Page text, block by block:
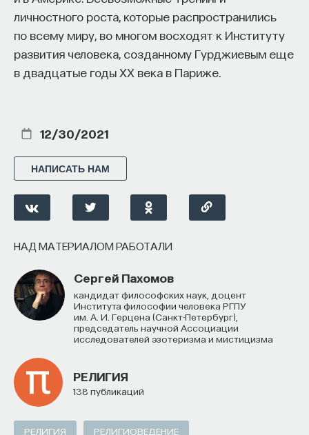
личностного роста, которые распространились
по всему миру, во многом восходят к Институту
развития человека, созданному Гурджиевым еще
в двадцатые годы XX века в Париже.
12/30/2021
НАПИСАТЬ НАМ
НАД МАТЕРИАЛОМ РАБОТАЛИ
Сергей Пахомов
Кандидат философских наук, доцент
Института философии человека РГПУ
им. А. И. Герцена (Санкт-Петербург),
председатель научной Ассоциации
исследователей эзотеризма и мистицизма
РЕЛИГИЯ
138 публикаций
РЕЛИГИЯ РЕЛИГИОВЕДЕНИЕ